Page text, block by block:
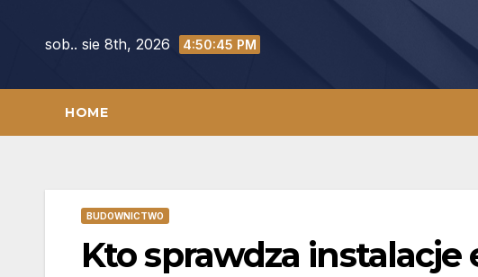
sob.. sie 8th, 2026 4:50:46 PM
HOME
BUDOWNICTWO
Kto sprawdza instalacje